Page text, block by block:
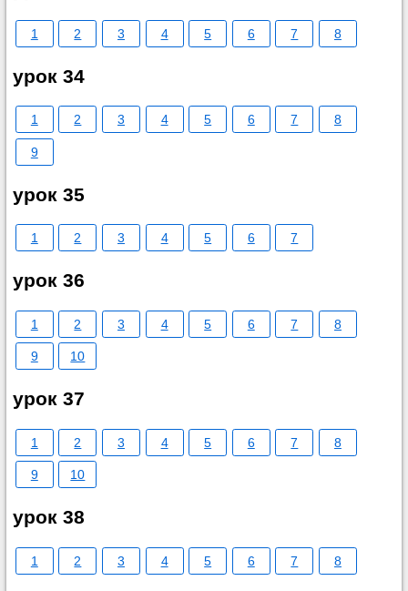
1 2 3 4 5 6 7 8
урок 34
1 2 3 4 5 6 7 8
9
урок 35
1 2 3 4 5 6 7
урок 36
1 2 3 4 5 6 7 8
9 10
урок 37
1 2 3 4 5 6 7 8
9 10
урок 38
1 2 3 4 5 6 7 8